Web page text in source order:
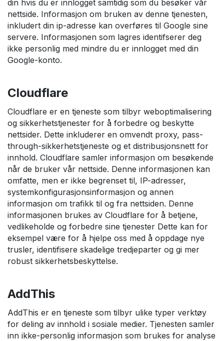
din hvis du er innlogget samtidig som du besøker vår
nettside. Informasjon om bruken av denne tjenesten,
inkludert din ip-adresse kan overføres til Google sine
servere. Informasjonen som lagres identifserer deg
ikke personlig med mindre du er innlogget med din
Google-konto.
Cloudflare
Cloudflare er en tjeneste som tilbyr weboptimalisering
og sikkerhetstjenester for å forbedre og beskytte
nettsider. Dette inkluderer en omvendt proxy, pass-
through-sikkerhetstjeneste og et distribusjonsnett for
innhold. Cloudflare samler informasjon om besøkende
når de bruker vår nettside. Denne informasjonen kan
omfatte, men er ikke begrenset til, IP-adresser,
systemkonfigurasjonsinformasjon og annen
informasjon om trafikk til og fra nettsiden. Denne
informasjonen brukes av Cloudflare for å betjene,
vedlikeholde og forbedre sine tjenester Dette kan for
eksempel være for å hjelpe oss med å oppdage nye
trusler, identifisere skadelige tredjeparter og gi mer
robust sikkerhetsbeskyttelse.
AddThis
AddThis er en tjeneste som tilbyr ulike typer verktøy
for deling av innhold i sosiale medier. Tjenesten samler
inn ikke-personlig informasjon som brukes for analyse